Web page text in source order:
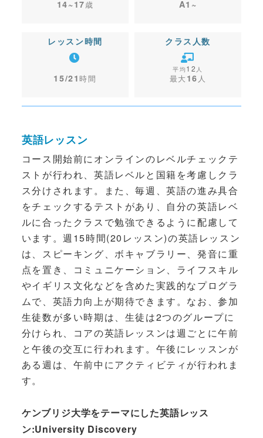
14~17 A1~
レッスン時間
15/21
クラス人数
12
16
英語レッスン
コース開始前にオンラインのレベルチェックテ
ストが行われ、英語レベルと国籍を考慮しクラ
ス分けされます。また、毎週、英語の進み具合
をチェックするテストがあり、自分の英語レベ
ルに合ったクラスで勉強できるように配慮して
います。週15時間(20レッスン)の英語レッスン
は、スピーキング、ボキャブラリー、発音に重
点を置き、コミュニケーション、ライフスキル
やイギリス文化などを含めた実践的なプログラ
ムで、英語力向上が期待できます。なお、参加
生徒数が多い時期は、生徒は2つのグループに
分けられ、コアの英語レッスンは週ごとに午前
と午後の交互に行われます。午後にレッスンが
ある週は、午前中にアクティビティが行われま
す。
ケンブリジ大学をテーマにした英語レッス
ン:University Discovery